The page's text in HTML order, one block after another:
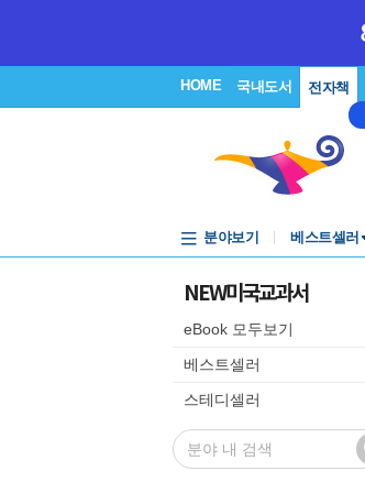
HOME 국내도서 전자책
분야보기 베스트셀러
NEW미국교과서
eBook 모두보기
베스트셀러
스테디셀러